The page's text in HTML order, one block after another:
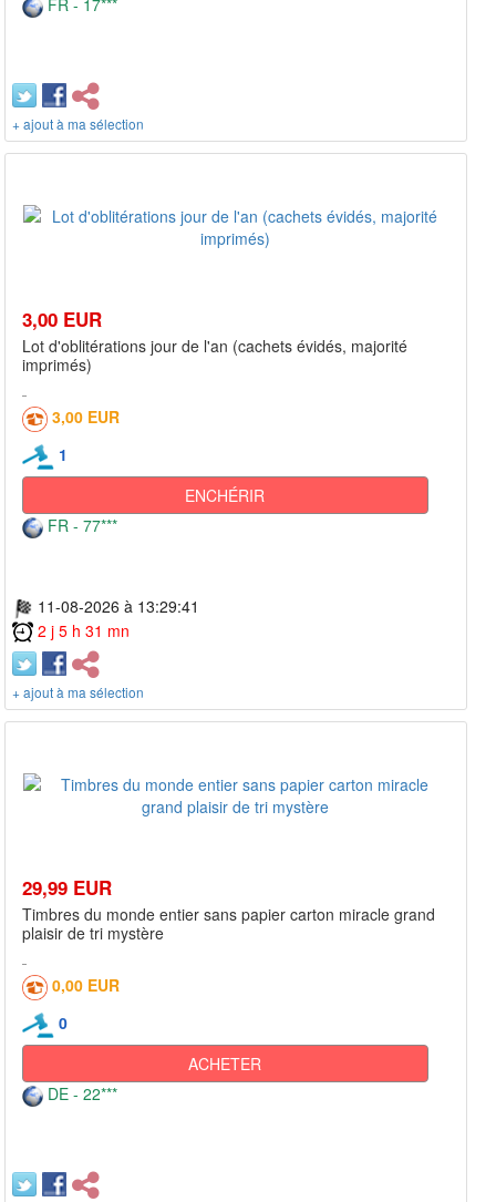
+ ajout à ma sélection
3,00 EUR
Lot d'oblitérations jour de l'an (cachets évidés, majorité
imprimés)
3,00 EUR
1
ENCHÉRIR
FR - 77***
11-08-2026 à 13:29:41
2 j 5 h 31 mn
+ ajout à ma sélection
29,99 EUR
Timbres du monde entier sans papier carton miracle grand
plaisir de tri mystère
0,00 EUR
0
ACHETER
DE - 22***